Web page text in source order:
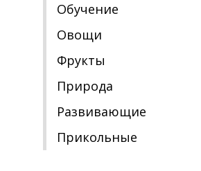
Обучение
Овощи
Фрукты
Природа
Развивающие
Прикольные